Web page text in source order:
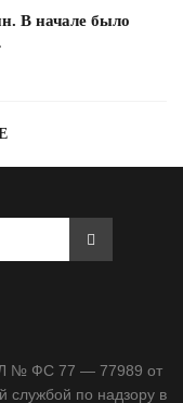
В начале было
№ ФС 77 — 77989 от
службой по надзору в